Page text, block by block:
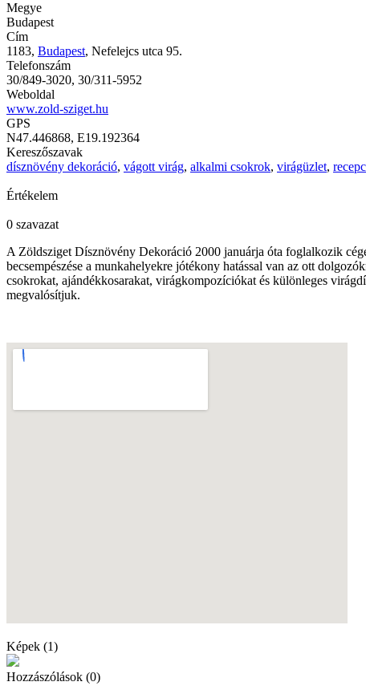
Megye
Budapest
Cím
1183, Budapest, Nefelejcs utca 95.
Telefonszám
30/849-3020, 30/311-5952
Weboldal
www.zold-sziget.hu
GPS
N47.446868, E19.192364
Kereszőszavak
dísznövény dekoráció, vágott virág, alkalmi csokrok, virágüzlet,
Értékelem
0 szavazat
AZöldsziget Dísznövény Dekoráció 2000 januárja óta foglalkozik
becsempészése a munkahelyekre jótékony hatással van az ott
csokrokat, ajándékkosarakat, virágkompozíciókat és különleges
megvalósítjuk.
Képek (1)
Hozzászólások (0)